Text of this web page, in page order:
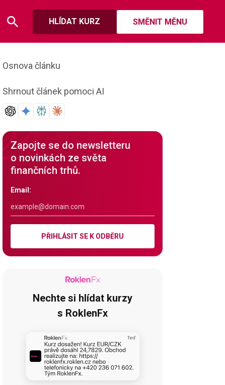
HLÍDAT KURZ SMĚNIT MĚNU
Osnova článku
Shrnout článek pomoci AI
Zapojte se do newsletteru
o novinkách ze světa
finančních trhů.
Email:
PŘIHLÁSIT SE K ODBĚRU
Nechte si hlídat kurzy
s RoklenFx